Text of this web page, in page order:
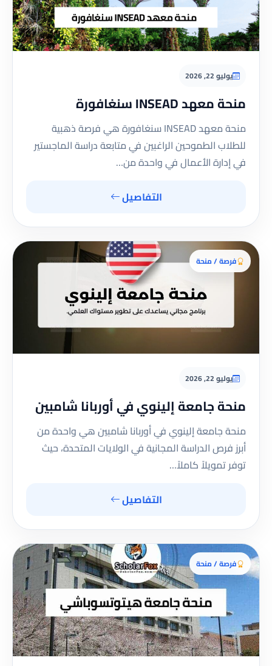
يوليو 22, 2026
منحة معهد INSEAD سنغافورة
منحة معهد INSEAD سنغافورة هي فرصة ذهبية
للطلاب الطموحين الراغبين في متابعة دراسة الماجستير
في إدارة الأعمال في واحدة من…
التفاصيل
فرصة / منحة
يوليو 22, 2026
منحة جامعة إلينوي في أوربانا شامبين
منحة جامعة إلينوي في أوربانا شامبين هي واحدة من
أبرز فرص الدراسة المجانية في الولايات المتحدة، حيث
توفر تمويلاً كاملاً…
التفاصيل
فرصة / منحة